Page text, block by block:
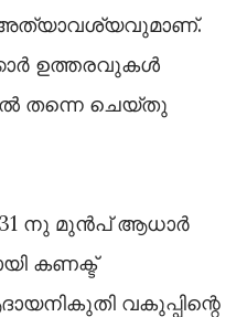
അത്യാവശ്യവുമാണ്.
ഉത്തരവുകൾ
തന്നെ ചെയ്തു
31 നു മുൻപ് ആധാർ
കണക്ട്
വകുപ്പിന്റെ